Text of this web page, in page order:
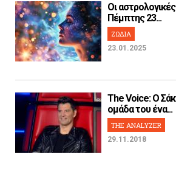
Οι
Πέμπτης 23...
ΖΩΔΙΑ
23.01.2025
The Voice: Ο
ομάδα του ένα...
THE ANALYZER
29.11.2018